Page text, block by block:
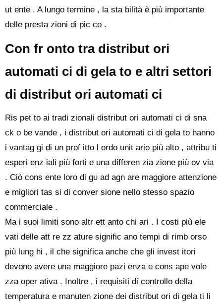
ut ente . A lungo termine , la sta bilità è più importante
delle presta zioni di pic co .
Con fr onto tra distribut ori
automati ci di gela to e altri settori
di distribut ori automati ci
Ris pet to ai tradi zionali distribut ori automati ci di sna
ck o be vande , i distribut ori automati ci di gela to hanno
i vantag gi di un prof itto l ordo unit ario più alto , attribu ti
esperi enz iali più forti e una differen zia zione più ov via
. Ciò cons ente loro di gu ad agn are maggiore attenzione
e migliori tas si di conver sione nello stesso spazio
commerciale .
Ma i suoi limiti sono altr ett anto chi ari . I costi più ele
vati delle att re zz ature signific ano tempi di rimb orso
più lung hi , il che significa anche che gli invest itori
devono avere una maggiore pazi enza e cons ape vole
zza oper ativa . Inoltre , i requisiti di controllo della
temperatura e manuten zione dei distribut ori di gela ti li